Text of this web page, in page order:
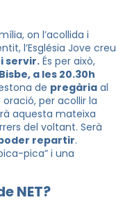
on l’acollida i
l’Església Jove creu
servir. És per això,
a les 20.30h
de pregària al
oració, per acollir la
aquesta mateixa
del voltant. Serà
repartir.
pica” i una
NET?